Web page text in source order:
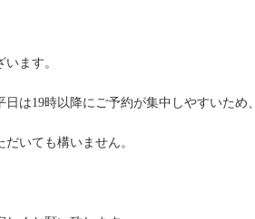
ます。
は19時以降にご予約が集中しやすいため、
いても構いません。